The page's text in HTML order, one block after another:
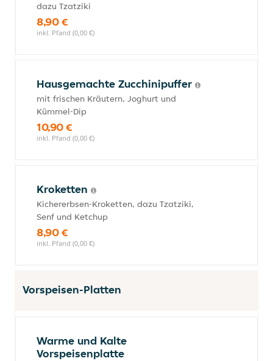
dazu Tzatziki
8,90 €
inkl. Pfand (0,00 €)
Hausgemachte Zucchinipuffer
mit frischen Kräutern, Joghurt und
Kümmel-Dip
10,90 €
inkl. Pfand (0,00 €)
Kroketten
Kichererbsen-Kroketten, dazu Tzatziki,
Senf und Ketchup
8,90 €
inkl. Pfand (0,00 €)
Vorspeisen-Platten
Warme und Kalte
Vorspeisenplatte